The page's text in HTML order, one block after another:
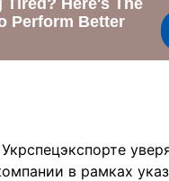
в рамках